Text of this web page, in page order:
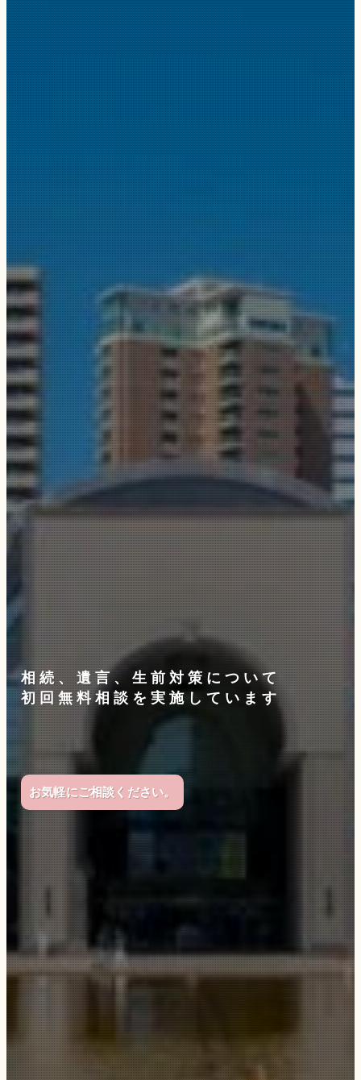
地域で一番話しやすい
司法書士を目指しています
森山麻里よりご挨拶
令和６年４月１日より
相続登記が義務化されました
司法書士 森山麻里事務所
相続、遺言、生前対策について
初回無料相談を実施しています
お気軽にご相談ください。
ご相談の流れ
森山麻里よりご挨拶
司法書士 森山麻里事務所